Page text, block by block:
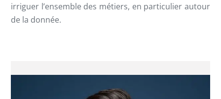
irriguer l’ensemble des métiers, en particulier autour
de la donnée.